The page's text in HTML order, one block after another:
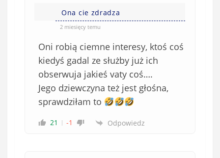
Ona cie zdradza
2 miesięcy temu
Oni robią ciemne interesy, ktoś coś
kiedyś gadal ze służby już ich
obserwuja jakieś vaty coś….
Jego dziewczyna też jest głośna,
sprawdziłam to
21 -1 Odpowiedz